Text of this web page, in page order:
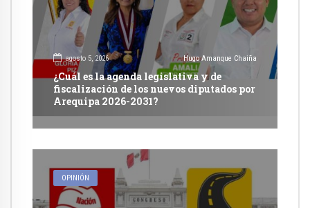
agosto 5, 2026 Hugo Amanque Chaiña
¿Cuál es la agenda legislativa y de
fiscalización de los nuevos diputados por
Arequipa 2026-2031?
OPINIÓN